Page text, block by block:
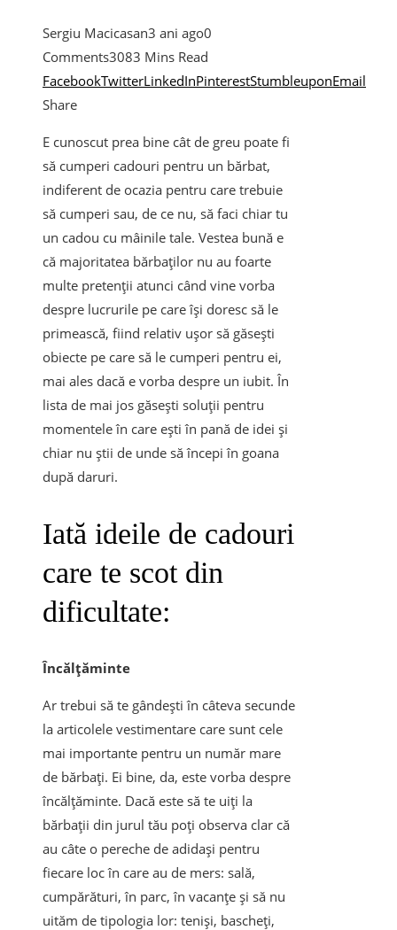
Sergiu Macicasan3 ani ago0
Comments3083 Mins Read
FacebookTwitterLinkedInPinterestStumbleuponEmail
Share
E cunoscut prea bine cât de greu poate fi
să cumperi cadouri pentru un bărbat,
indiferent de ocazia pentru care trebuie
să cumperi sau, de ce nu, să faci chiar tu
un cadou cu mâinile tale. Vestea bună e
că majoritatea bărbaților nu au foarte
multe pretenții atunci când vine vorba
despre lucrurile pe care își doresc să le
primească, fiind relativ ușor să găsești
obiecte pe care să le cumperi pentru ei,
mai ales dacă e vorba despre un iubit. În
lista de mai jos găsești soluții pentru
momentele în care ești în pană de idei și
chiar nu știi de unde să începi în goana
după daruri.
Iată ideile de cadouri
care te scot din
dificultate:
Încălțăminte
Ar trebui să te gândești în câteva secunde
la articolele vestimentare care sunt cele
mai importante pentru un număr mare
de bărbați. Ei bine, da, este vorba despre
încălțăminte. Dacă este să te uiți la
bărbații din jurul tău poți observa clar că
au câte o pereche de adidași pentru
fiecare loc în care au de mers: sală,
cumpărături, în parc, în vacanțe și să nu
uităm de tipologia lor: teniși, bascheți,